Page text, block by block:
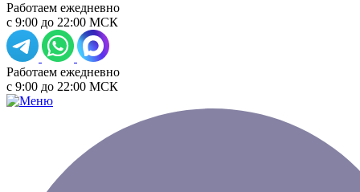
Работаем ежедневно
с 9:00 до 22:00 МСК
Работаем ежедневно
с 9:00 до 22:00 МСК